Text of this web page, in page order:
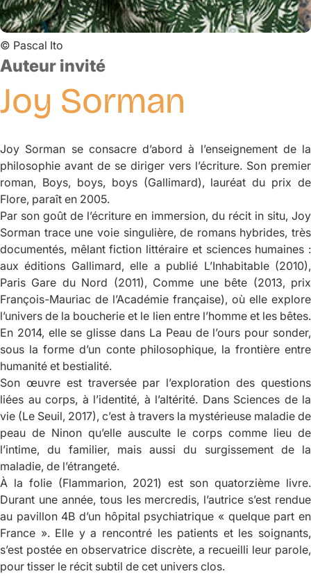
© Pascal Ito
Auteur invité
Joy Sorman
Joy Sorman se consacre d’abord à l’enseignement de la
philosophie avant de se diriger vers l’écriture. Son premier
roman, Boys, boys, boys(Gallimard), lauréat du prix de
Flore, paraît en 2005.
Par son goût de l’écriture en immersion, du récit in situ, Joy
Sorman trace une voie singulière, de romans hybrides, très
documentés, mêlant fiction littéraire et sciences humaines :
aux éditions Gallimard, elle a publié L’Inhabitable(2010),
Paris Gare du Nord (2011), Comme une bête (2013, prix
François-Mauriac de l’Académie française), où elle explore
l’univers de la boucherie et le lien entre l’homme et les bêtes.
En 2014, elle se glisse dans La Peau de l’ours pour sonder,
sous la forme d’un conte philosophique, la frontière entre
humanité et bestialité.
Son œuvre est traversée par l’exploration des questions
liées au corps, à l’identité, à l’altérité. Dans Sciences de la
vie (Le Seuil, 2017), c’est à travers la mystérieuse maladie de
peau de Ninon qu’elle ausculte le corps comme lieu de
l’intime, du familier, mais aussi du surgissement de la
maladie, de l’étrangeté.
À la folie (Flammarion, 2021) est son quatorzième livre.
Durant une année, tous les mercredis, l’autrice s’est rendue
au pavillon 4B d’un hôpital psychiatrique « quelque part en
France ». Elle y a rencontré les patients et les soignants,
s’est postée en observatrice discrète, a recueilli leur parole,
pour tisser le récit subtil de cet univers clos.